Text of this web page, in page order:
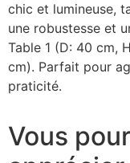
chic et lumineuse,
une robustesse et
Table 1 (D: 40 cm,
cm). Parfait pour
praticité.
Vous